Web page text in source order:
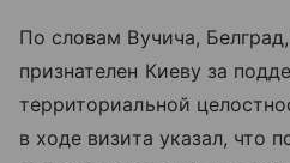
По словам Вучича,
признателен Киеву за
территориальной
в ходе визита указал, что